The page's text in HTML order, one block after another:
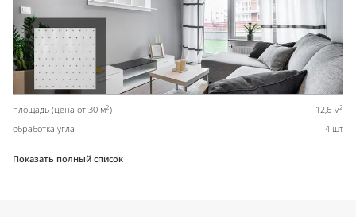
площадь (цена от 30 м2) 12,6 м2
обработка угла 4 шт
Показать полный список